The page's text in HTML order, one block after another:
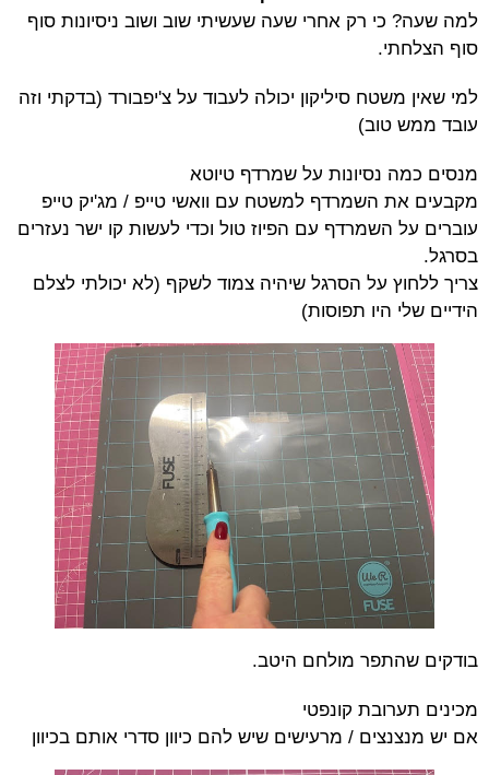
למה שעה? כי רק אחרי שעה שעשיתי שוב ושוב ניסיונות סוף
סוף הצלחתי.
למי שאין משטח סיליקון יכולה לעבוד על צ'יפבורד (בדקתי וזה
עובד ממש טוב)
מנסים כמה נסיונות על שמרדף טיוטא
מקבעים את השמרדף למשטח עם וואשי טייפ / מג'יק טייפ
עוברים על השמרדף עם הפיוז טול וכדי לעשות קו ישר נעזרים
בסרגל.
צריך ללחוץ על הסרגל שיהיה צמוד לשקף (לא יכולתי לצלם
הידיים שלי היו תפוסות)
בודקים שהתפר מולחם היטב.
מכינים תערובת קונפטי
אם יש מנצנצים / מרעישים שיש להם כיוון סדרי אותם בכיוון